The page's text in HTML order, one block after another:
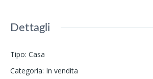
Dettagli
Tipo: Casa
Categoria: In vendita